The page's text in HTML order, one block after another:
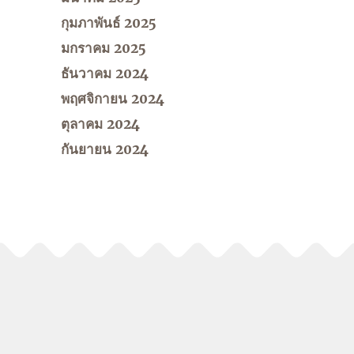
กุมภาพันธ์ 2025
มกราคม 2025
ธันวาคม 2024
พฤศจิกายน 2024
ตุลาคม 2024
กันยายน 2024